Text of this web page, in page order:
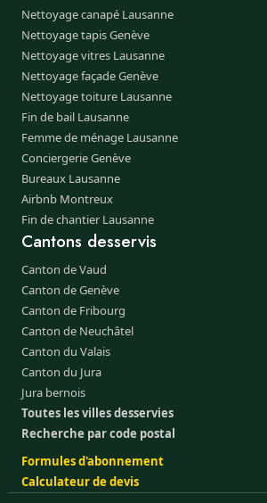
Nettoyage canapé Lausanne
Nettoyage tapis Genève
Nettoyage vitres Lausanne
Nettoyage façade Genève
Nettoyage toiture Lausanne
Fin de bail Lausanne
Femme de ménage Lausanne
Conciergerie Genève
Bureaux Lausanne
Airbnb Montreux
Fin de chantier Lausanne
Cantons desservis
Canton de Vaud
Canton de Genève
Canton de Fribourg
Canton de Neuchâtel
Canton du Valais
Canton du Jura
Jura bernois
Toutes les villes desservies
Recherche par code postal
Formules d'abonnement
Calculateur de devis